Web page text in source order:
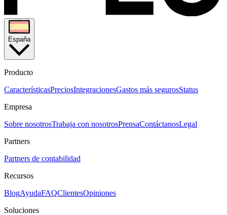
España
Producto
CaracterísticasPreciosIntegracionesGastos más segurosStatus
Empresa
Sobre nosotrosTrabaja con nosotrosPrensaContáctanosLegal
Partners
Partners de contabilidad
Recursos
BlogAyudaFAQClientesOpiniones
Soluciones